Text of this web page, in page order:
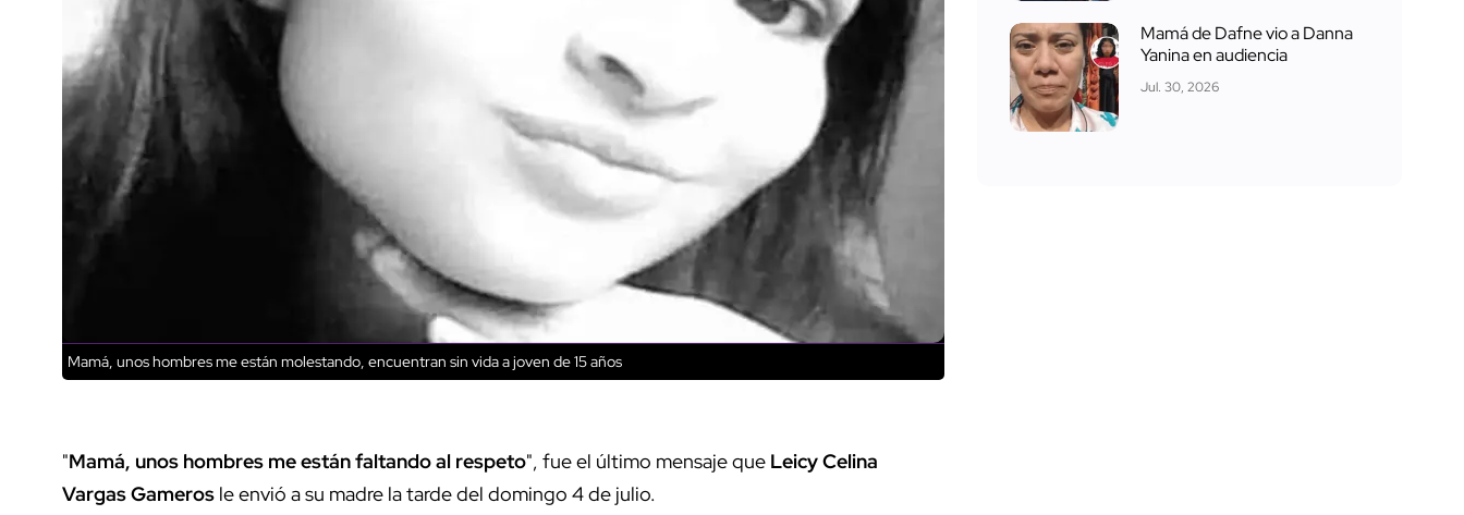
Mamá, unos hombres me están molestando, encuentran sin vida a joven de 15 años
"Mamá, unos hombres me están faltando al respeto", fue el último mensaje que Leicy Celina
Vargas Gameros le envió a su madre la tarde del domingo 4 de julio.
Mamá de Dafne vio a Danna
Yanina en audiencia
Jul. 30, 2026